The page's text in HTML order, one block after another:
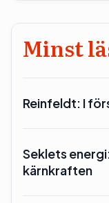
Minst
Reinfeldt: I
Seklets
kärnkraften